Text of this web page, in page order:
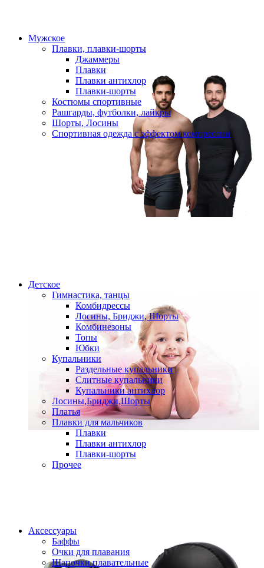
Мужское
Плавки, плавки-шорты
Джаммеры
Плавки
Плавки антихлор
Плавки-шорты
Костюмы спортивные
Рашгарды, футболки, лайкры
Шорты, Лосины
Спортивная одежда с эффектом компрессии
Детское
Гимнастика, танцы
Комбидрессы
Лосины, Бриджи, Шорты
Комбинезоны
Топы
Юбки
Купальники
Раздельные купальники
Слитные купальники
Купальники антихлор
Лосины,Бриджи,Шорты
Платья
Плавки для мальчиков
Плавки
Плавки антихлор
Плавки-шорты
Прочее
Аксессуары
Баффы
Очки для плавания
Шапочки плавательные